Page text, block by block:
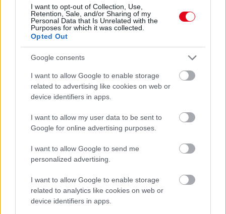
I want to opt-out of Collection, Use,
Retention, Sale, and/or Sharing of my
Personal Data that Is Unrelated with the
Purposes for which it was collected.
Opted Out
Google consents
I want to allow Google to enable storage
related to advertising like cookies on web or
device identifiers in apps.
I want to allow my user data to be sent to
Google for online advertising purposes.
I want to allow Google to send me
personalized advertising.
I want to allow Google to enable storage
related to analytics like cookies on web or
device identifiers in apps.
Egyedül jelent meg a 4 éves gyerek a műtéten: az orvos
örökbe fogadta a kis beteget
Sok orvos teszi meg azonnal ezt a dolgot, ha belép egy
hotelszobába